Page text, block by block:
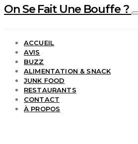
On Se Fait Une Bouffe ?
ACCUEIL
AVIS
BUZZ
ALIMENTATION & SNACK
JUNK FOOD
RESTAURANTS
CONTACT
À PROPOS